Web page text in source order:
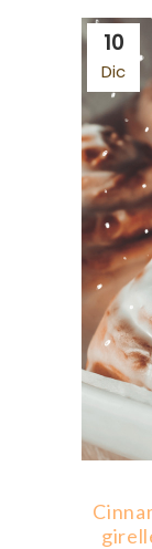
10
Dic